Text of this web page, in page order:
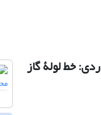
خط لولۀ گاز